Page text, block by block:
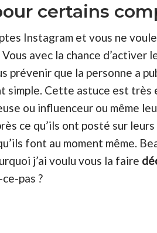
certains
Instagram et vous ne
avec la chance d’activer
que la personne a
simple. Cette astuce est très
ou influenceur ou même
ce qu’ils ont posté sur leurs
font au moment même.
j’ai voulu vous la faire
pas ?